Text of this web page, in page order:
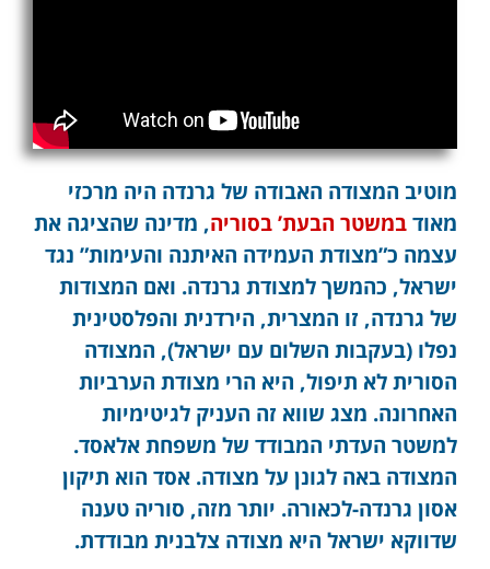
מוטיב המצודה האבודה של גרנדה היה מרכזי
מאוד במשטר הבעת’ בסוריה, מדינה שהציגה את
עצמה כ”מצודת העמידה האיתנה והעימות” נגד
ישראל, כהמשך למצודת גרנדה. ואם המצודות
של גרנדה, זו המצרית, הירדנית והפלסטינית
נפלו (בעקבות השלום עם ישראל), המצודה
הסורית לא תיפול, היא הרי מצודת הערביות
האחרונה. מצג שווא זה העניק לגיטימיות
למשטר העדתי המבודד של משפחת אלאסד.
המצודה באה לגונן על מצודה. אסד הוא תיקון
אסון גרנדה-לכאורה. יותר מזה, סוריה טענה
שדווקא ישראל היא מצודה צלבנית מבודדת.